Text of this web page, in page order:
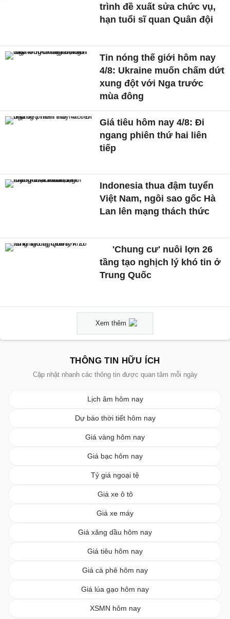
trình đề xuất sửa chức vụ,
hạn tuổi sĩ quan Quân đội
Tin nóng thế giới hôm nay
4/8: Ukraine muốn chấm dứt
xung đột với Nga trước
mùa đông
Giá tiêu hôm nay 4/8: Đi
ngang phiên thứ hai liên
tiếp
Indonesia thua đậm tuyển
Việt Nam, ngôi sao gốc Hà
Lan lên mạng thách thức
'Chung cư' nuôi lợn 26
tầng tạo nghịch lý khó tin ở
Trung Quốc
Xem thêm
THÔNG TIN HỮU ÍCH
Cập nhật nhanh các thông tin được quan tâm mỗi ngày
Lịch âm hôm nay
Dự báo thời tiết hôm nay
Giá vàng hôm nay
Giá bạc hôm nay
Tỷ giá ngoại tệ
Giá xe ô tô
Giá xe máy
Giá xăng dầu hôm nay
Giá tiêu hôm nay
Giá cà phê hôm nay
Giá lúa gạo hôm nay
XSMN hôm nay